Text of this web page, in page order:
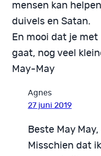
mensen kan
duivels en Satan.
En mooi dat je
gaat, nog veel
May-May
Agnes
27 juni 2019
Beste May
Misschien dat